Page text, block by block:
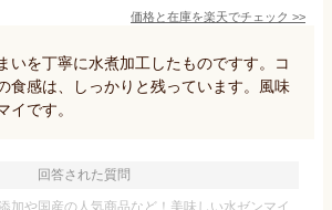
価格と在庫を楽天でチェック >>
いを丁寧に水煮加工したものですす。コ
食感は、しっかりと残っています。風味
イです。
回答された質問
加や国産の人気商品など！美味しい水ゼンマイ